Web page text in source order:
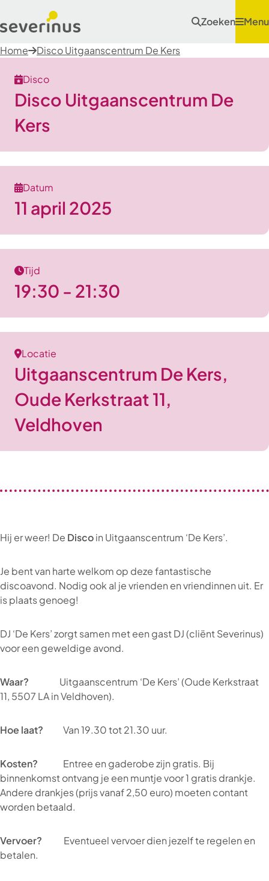
Zoeken Menu
Home Disco Uitgaanscentrum De Kers
Disco
Disco Uitgaanscentrum De
Kers
Datum
11 april 2025
Tijd
19:30 - 21:30
Locatie
Uitgaanscentrum De Kers,
Oude Kerkstraat 11,
Veldhoven
Hij er weer! De Discoin Uitgaanscentrum ‘De Kers’.
Je bent van harte welkom op deze fantastische
discoavond. Nodig ook al je vrienden en vriendinnen uit. Er
is plaats genoeg!
DJ ‘De Kers’ zorgt samen met een gast DJ (cliënt Severinus)
voor een geweldige avond.
Waar? Uitgaanscentrum ‘De Kers’ (Oude Kerkstraat
11, 5507 LA in Veldhoven).
Hoe laat? Van 19.30 tot 21.30 uur.
Kosten? Entree en gaderobe zijn gratis. Bij
binnenkomst ontvang je een muntje voor 1 gratis drankje.
Andere drankjes (prijs vanaf 2,50 euro) moeten contant
worden betaald.
Vervoer? Eventueel vervoer dien jezelf te regelen en
betalen.